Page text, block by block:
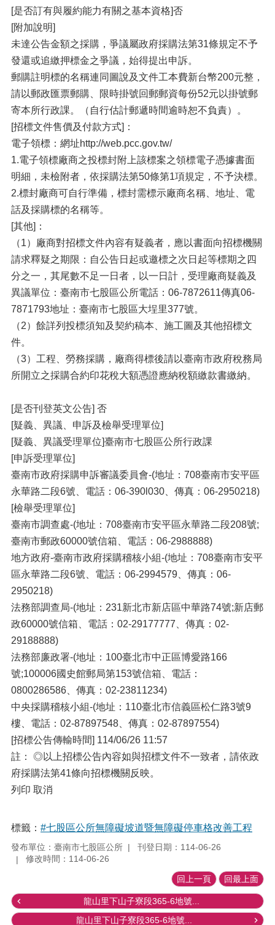
[是否訂有與履約能力有關之基本資格]否
[附加說明]
未達公告金額之採購，爭議屬政府採購法第31條規定不予
發還或追繳押標金之爭議，始得提出申訴。
郵購註明標的名稱連同圖說及文件工本費新台幣200元整，
請以郵政匯票郵購、限時掛號回郵郵資每份52元以掛號郵
寄本所行政課。（自行估計郵遞時間逾時恕不負責）。
[招標文件售價及付款方式]：
電子領標：網址http://web.pcc.gov.tw/
1.電子領標廠商之投標封附上該標案之領標電子憑據書面
明細，未檢附者，依採購法第50條第1項規定，不予決標。
2.標封廠商可自行準備，標封需標示廠商名稱、地址、電
話及採購標的名稱等。
[其他]：
（1）廠商對招標文件內容有疑義者，應以書面向招標機關
請求釋疑之期限：自公告日起或邀標之次日起等標期之四
分之一，其尾數不足一日者，以一日計，受理廠商疑義及
異議單位：臺南市七股區公所電話：06-7872611傳真06-
7871793地址：臺南市七股區大埕里377號。
（2）餘詳列投標須知及契約稿本、施工圖及其他招標文
件。
（3）工程、勞務採購，廠商得標後請以臺南市政府稅務局
所開立之採購合約印花稅大額憑證應納稅額繳款書繳納。
[是否刊登英文公告] 否
[疑義、異議、申訴及檢舉受理單位]
[疑義、異議受理單位]臺南市七股區公所行政課
[申訴受理單位]
臺南市政府採購申訴審議委員會-(地址：708臺南市安平區
永華路二段6號、電話：06-390l030、傳真：06-2950218)
[檢舉受理單位]
臺南市調查處-(地址：708臺南市安平區永華路二段208號;
臺南市郵政60000號信箱、電話：06-2988888)
地方政府-臺南市政府採購稽核小組-(地址：708臺南市安平
區永華路二段6號、電話：06-2994579、傳真：06-
2950218)
法務部調查局-(地址：231新北市新店區中華路74號;新店郵
政60000號信箱、電話：02-29177777、傳真：02-
29188888)
法務部廉政署-(地址：100臺北市中正區博愛路166
號;100006國史館郵局第153號信箱、電話：
0800286586、傳真：02-23811234)
中央採購稽核小組-(地址：110臺北市信義區松仁路3號9
樓、電話：02-87897548、傳真：02-87897554)
[招標公告傳輸時間] 114/06/26 11:57
註： ◎以上招標公告內容如與招標文件不一致者，請依政
府採購法第41條向招標機關反映。
列印 取消
標籤： #七股區公所無障礙坡道暨無障礙停車格改善工程
發布單位：臺南市七股區公所
刊登日期：114-06-26
修改時間：114-06-26
回上一頁 回最上面
龍山里下山子寮段365-6地號...
龍山里下山子寮段365-6地號...